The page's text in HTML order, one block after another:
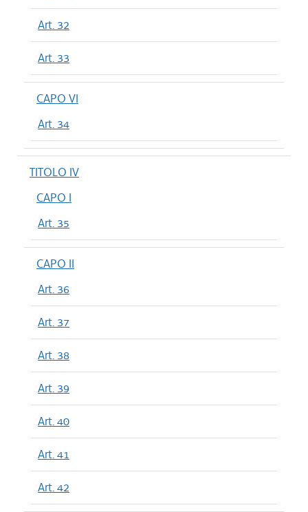
Art. 32
Art. 33
CAPO VI
Art. 34
TITOLO IV
CAPO I
Art. 35
CAPO II
Art. 36
Art. 37
Art. 38
Art. 39
Art. 40
Art. 41
Art. 42